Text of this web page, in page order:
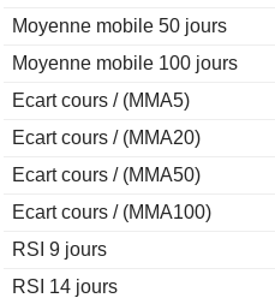
Moyenne mobile 50 jours
Moyenne mobile 100 jours
Ecart cours / (MMA5)
Ecart cours / (MMA20)
Ecart cours / (MMA50)
Ecart cours / (MMA100)
RSI 9 jours
RSI 14 jours
2009
+60,36 %
2008
-59,11 %
2007
2006
2005
2004
-0,56 %
2003
2002